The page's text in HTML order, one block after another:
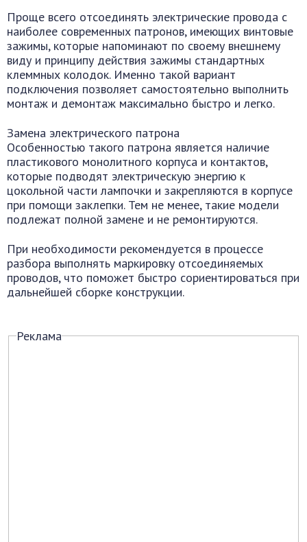
Проще всего отсоединять электрические провода с
наиболее современных патронов, имеющих винтовые
зажимы, которые напоминают по своему внешнему
виду и принципу действия зажимы стандартных
клеммных колодок. Именно такой вариант
подключения позволяет самостоятельно выполнить
монтаж и демонтаж максимально быстро и легко.
Замена электрического патрона
Особенностью такого патрона является наличие
пластикового монолитного корпуса и контактов,
которые подводят электрическую энергию к
цокольной части лампочки и закрепляются в корпусе
при помощи заклепки. Тем не менее, такие модели
подлежат полной замене и не ремонтируются.
При необходимости рекомендуется в процессе
разбора выполнять маркировку отсоединяемых
проводов, что поможет быстро сориентироваться при
дальнейшей сборке конструкции.
Реклама